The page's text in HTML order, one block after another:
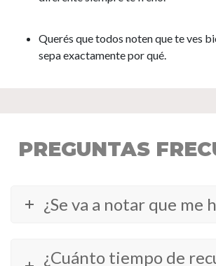
Querés que todos noten que te ves
sepa exactamente por qué.
PREGUNTAS
¿Se va a notar que me
¿Cuánto tiempo de